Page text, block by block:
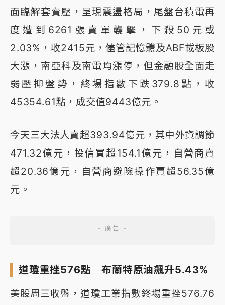
面臨解套賣壓，呈現震盪格局，尾盤台積電再
度遭到6261張賣單襲擊，下殺50元或
2.03%，收2415元，儘管記憶體及ABF載板股
大漲，南亞科及南電均漲停，但金融股全面走
弱壓抑盤勢，終場指數下跌379.8點，收
45354.61點，成交值9443億元。
今天三大法人賣超393.94億元，其中外資調節
471.32億元，投信買超154.1億元，自營商賣
超20.36億元，自營商避險操作賣超56.35億
元。
道瓊重挫576點 布蘭特原油飆升5.43%
美股周三收盤，道瓊工業指數終場重挫576.76